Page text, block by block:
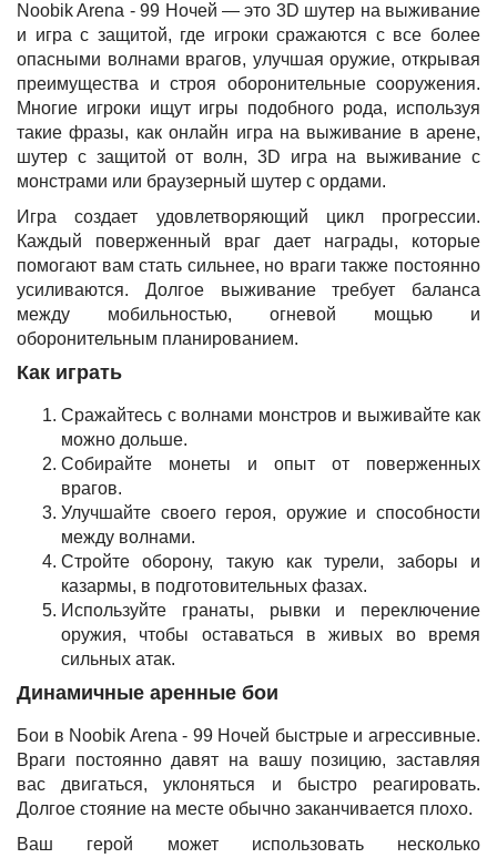
Noobik Arena - 99 Ночей — это 3D шутер на выживание
и игра с защитой, где игроки сражаются с все более
опасными волнами врагов, улучшая оружие, открывая
преимущества и строя оборонительные сооружения.
Многие игроки ищут игры подобного рода, используя
такие фразы, как онлайн игра на выживание в арене,
шутер с защитой от волн, 3D игра на выживание с
монстрами или браузерный шутер с ордами.
Игра создает удовлетворяющий цикл прогрессии.
Каждый поверженный враг дает награды, которые
помогают вам стать сильнее, но враги также постоянно
усиливаются. Долгое выживание требует баланса
между мобильностью, огневой мощью и
оборонительным планированием.
Как играть
Сражайтесь с волнами монстров и выживайте как
можно дольше.
Собирайте монеты и опыт от поверженных
врагов.
Улучшайте своего героя, оружие и способности
между волнами.
Стройте оборону, такую как турели, заборы и
казармы, в подготовительных фазах.
Используйте гранаты, рывки и переключение
оружия, чтобы оставаться в живых во время
сильных атак.
Динамичные аренные бои
Бои в Noobik Arena - 99 Ночей быстрые и агрессивные.
Враги постоянно давят на вашу позицию, заставляя
вас двигаться, уклоняться и быстро реагировать.
Долгое стояние на месте обычно заканчивается плохо.
Ваш герой может использовать несколько